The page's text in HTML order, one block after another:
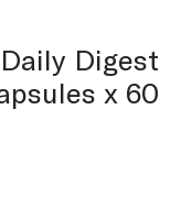
Digest
x 60